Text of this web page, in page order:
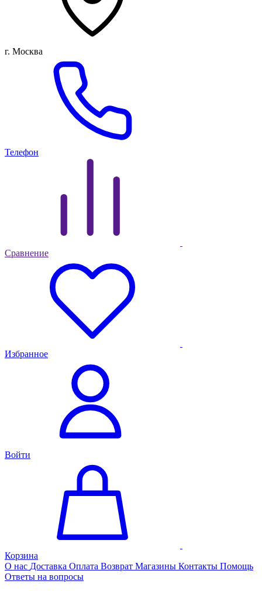
г. Москва
Телефон
Сравнение
Избранное
Войти
Корзина
О нас Доставка Оплата Возврат Магазины Контакты Помощь
Ответы на вопросы